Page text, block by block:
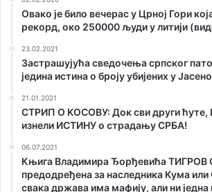
Овако је било вечерас у Црној Гори
рекорд, око 250000 људи у литији
23.02.2021
Застрашујућа сведочења српског
једина истина о броју убијених у
21.01.2021
СТРИП О KОСОВУ: Док сви други
изнели ИСТИНУ о страдању СРБА!
06.07.2021
Књига Владимира Ђорђевића ТИГРОВ
предодређена за наследника Кума или
свака држава има мафију, али ни